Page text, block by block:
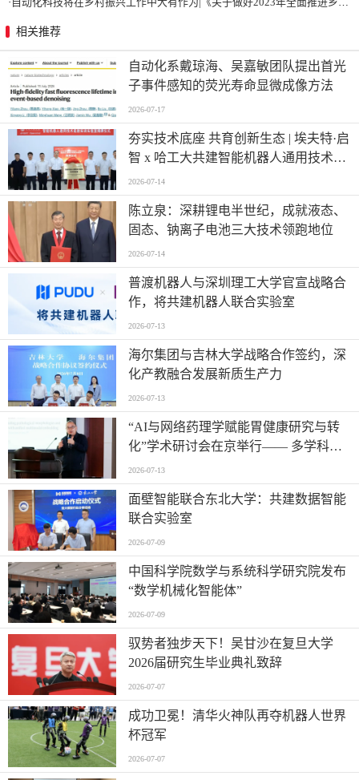
相关推荐
自动化系戴琼海、吴嘉敏团队提出首光
子事件感知的荧光寿命显微成像方法
2026-07-17
夯实技术底座 共育创新生态 | 埃夫特·启
智 x 哈工大共建智能机器人通用技术底
座实训实验室
2026-07-14
陈立泉：深耕锂电半世纪，成就液态、
固态、钠离子电池三大技术领跑地位
2026-07-14
普渡机器人与深圳理工大学官宣战略合
作，将共建机器人联合实验室
2026-07-13
海尔集团与吉林大学战略合作签约，深
化产教融合发展新质生产力
2026-07-13
“AI与网络药理学赋能胃健康研究与转
化”学术研讨会在京举行—— 多学科交
叉推动胃病防治进入智能化新阶段
2026-07-13
面壁智能联合东北大学：共建数据智能
联合实验室
2026-07-09
中国科学院数学与系统科学研究院发布
“数学机械化智能体”
2026-07-09
驭势者独步天下！吴甘沙在复旦大学
2026届研究生毕业典礼致辞
2026-07-07
成功卫冕！清华火神队再夺机器人世界
杯冠军
2026-07-07